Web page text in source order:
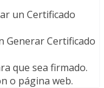
un Certificado
Certificado
que sea firmado.
o página web.